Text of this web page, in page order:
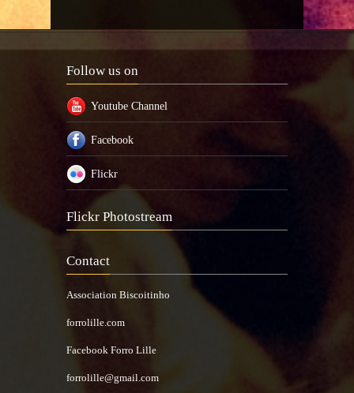
Follow us on
Youtube Channel
Facebook
Flickr
Flickr Photostream
Contact
Association Biscoitinho
forrolille.com
Facebook Forro Lille
forrolille@gmail.com